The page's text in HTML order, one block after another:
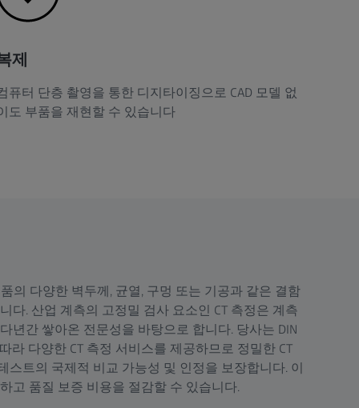
제
퓨터 단층 촬영을 통한 디지타이징으로 CAD 모델 없
도 부품을 재현할 수 있습니다
의 다양한 벽두께, 균열, 구멍 또는 기공과 같은 결함
다. 산업 계측의 고정밀 검사 요소인 CT 측정은 계측
년간 쌓아온 전문성을 바탕으로 합니다. 당사는 DIN
라 다양한 CT 측정 서비스를 제공하므로 정밀한 CT
스트의 국제적 비교 가능성 및 인정을 보장합니다. 이
고 품질 보증 비용을 절감할 수 있습니다.